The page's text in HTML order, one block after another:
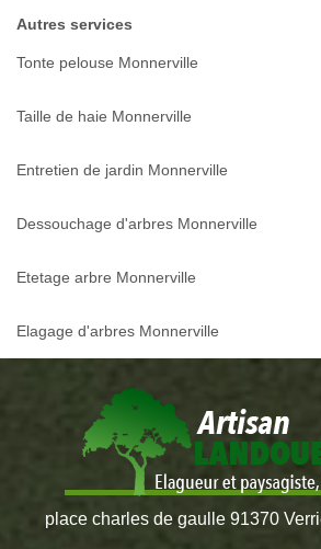
Autres services
Tonte pelouse Monnerville
Taille de haie Monnerville
Entretien de jardin Monnerville
Dessouchage d'arbres Monnerville
Etetage arbre Monnerville
Elagage d'arbres Monnerville
place charles de gaulle 91370